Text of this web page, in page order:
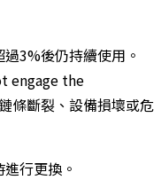
過3%後仍持續使用。
engage the
條斷裂、設備損壞或危
行更換。